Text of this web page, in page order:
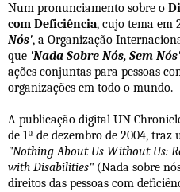
Num pronunciamento sobre o
com Deficiência, cujo tema em
Nós', a Organização
que 'Nada Sobre Nós, Sem Nós'
ações conjuntas para pessoas
organizações em todo o mundo.
A publicação digital UN
de 1º de dezembro de 2004,
"Nothing About Us Without Us:
with Disabilities" (Nada sobre
direitos das pessoas com